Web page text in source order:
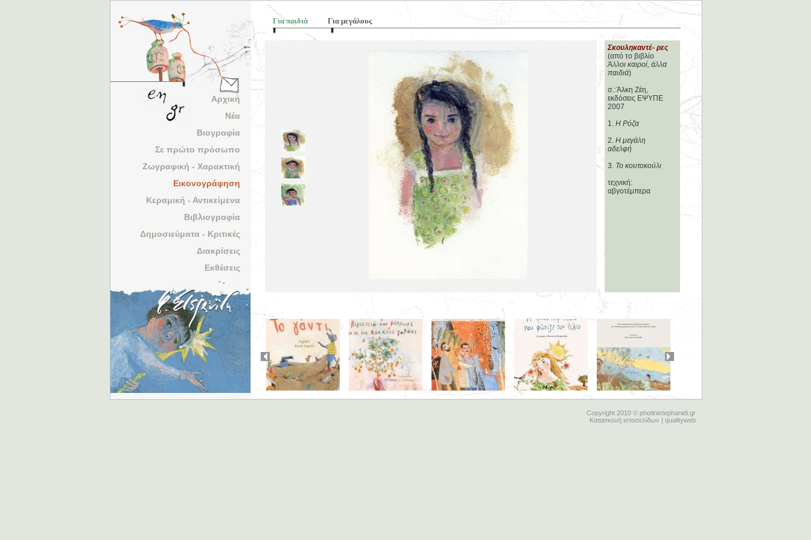
Αρχική
Νέα
Βιογραφία
Σε πρώτο πρόσωπο
Ζωγραφική - Χαρακτική
Εικονογράφηση
Κεραμική - Αντικείμενα
Βιβλιογραφία
Δημοσιεύματα - Κριτικές
Διακρίσεις
Εκθέσεις
Για παιδιά Για μεγάλους
Σκουληκαντέ- ρες
(από το βιβλίο
Άλλοι καιροί, άλλα
παιδιά)
σ.: Άλκη Ζέη,
εκδόσεις ΕΨΥΠΕ
2007
1. Η Ρόζα
2. Η μεγάλη
αδελφή
3. Το κουτοκούλι
τεχνική:
αβγοτέμπερα
Copyright 2010 © photinistephanidi.gr
Κατασκευή ιστοσελίδων | qualityweb